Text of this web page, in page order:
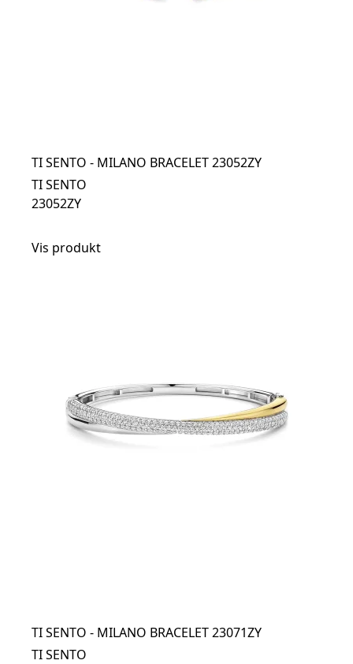
TI SENTO - MILANO BRACELET 23052ZY
TI SENTO
23052ZY
Vis produkt
TI SENTO - MILANO BRACELET 23071ZY
TI SENTO